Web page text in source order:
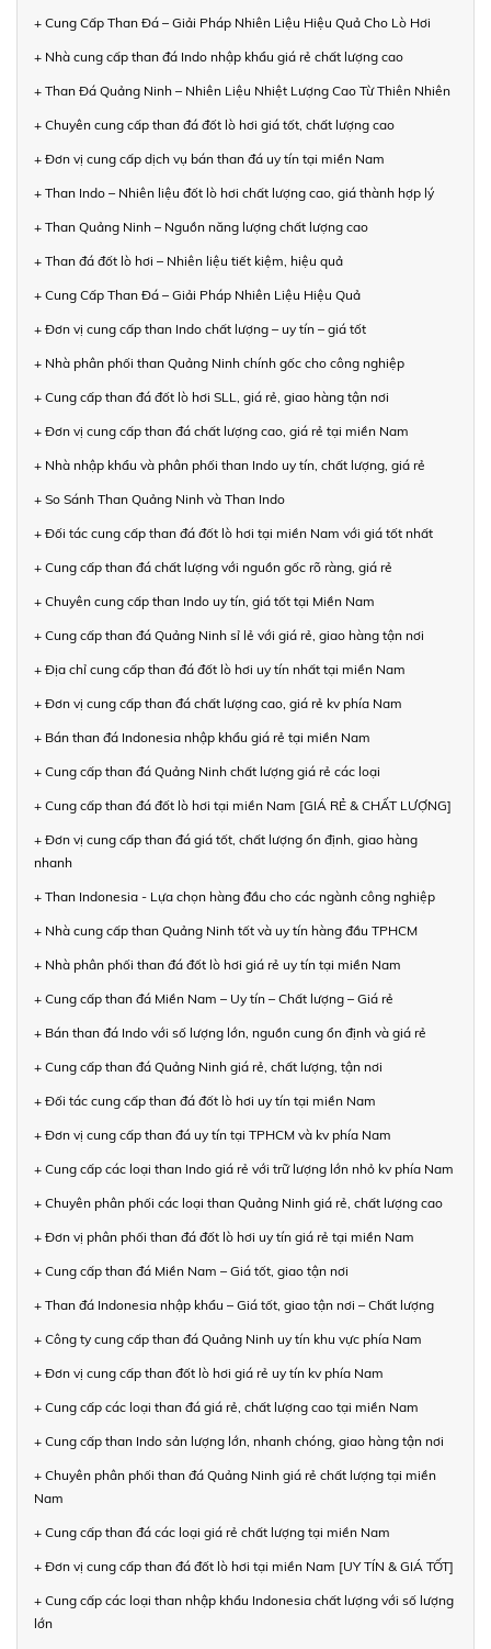
+ Cung Cấp Than Đá – Giải Pháp Nhiên Liệu Hiệu Quả Cho Lò Hơi
+ Nhà cung cấp than đá Indo nhập khẩu giá rẻ chất lượng cao
+ Than Đá Quảng Ninh – Nhiên Liệu Nhiệt Lượng Cao Từ Thiên Nhiên
+ Chuyên cung cấp than đá đốt lò hơi giá tốt, chất lượng cao
+ Đơn vị cung cấp dịch vụ bán than đá uy tín tại miền Nam
+ Than Indo – Nhiên liệu đốt lò hơi chất lượng cao, giá thành hợp lý
+ Than Quảng Ninh – Nguồn năng lượng chất lượng cao
+ Than đá đốt lò hơi – Nhiên liệu tiết kiệm, hiệu quả
+ Cung Cấp Than Đá – Giải Pháp Nhiên Liệu Hiệu Quả
+ Đơn vị cung cấp than Indo chất lượng – uy tín – giá tốt
+ Nhà phân phối than Quảng Ninh chính gốc cho công nghiệp
+ Cung cấp than đá đốt lò hơi SLL, giá rẻ, giao hàng tận nơi
+ Đơn vị cung cấp than đá chất lượng cao, giá rẻ tại miền Nam
+ Nhà nhập khẩu và phân phối than Indo uy tín, chất lượng, giá rẻ
+ So Sánh Than Quảng Ninh và Than Indo
+ Đối tác cung cấp than đá đốt lò hơi tại miền Nam với giá tốt nhất
+ Cung cấp than đá chất lượng với nguồn gốc rõ ràng, giá rẻ
+ Chuyên cung cấp than Indo uy tín, giá tốt tại Miền Nam
+ Cung cấp than đá Quảng Ninh sỉ lẻ với giá rẻ, giao hàng tận nơi
+ Địa chỉ cung cấp than đá đốt lò hơi uy tín nhất tại miền Nam
+ Đơn vị cung cấp than đá chất lượng cao, giá rẻ kv phía Nam
+ Bán than đá Indonesia nhập khẩu giá rẻ tại miền Nam
+ Cung cấp than đá Quảng Ninh chất lượng giá rẻ các loại
+ Cung cấp than đá đốt lò hơi tại miền Nam [GIÁ RẺ & CHẤT LƯỢNG]
+ Đơn vị cung cấp than đá giá tốt, chất lượng ổn định, giao hàng
nhanh
+ Than Indonesia - Lựa chọn hàng đầu cho các ngành công nghiệp
+ Nhà cung cấp than Quảng Ninh tốt và uy tín hàng đầu TPHCM
+ Nhà phân phối than đá đốt lò hơi giá rẻ uy tín tại miền Nam
+ Cung cấp than đá Miền Nam – Uy tín – Chất lượng – Giá rẻ
+ Bán than đá Indo với số lượng lớn, nguồn cung ổn định và giá rẻ
+ Cung cấp than đá Quảng Ninh giá rẻ, chất lượng, tận nơi
+ Đối tác cung cấp than đá đốt lò hơi uy tín tại miền Nam
+ Đơn vị cung cấp than đá uy tín tại TPHCM và kv phía Nam
+ Cung cấp các loại than Indo giá rẻ với trữ lượng lớn nhỏ kv phía Nam
+ Chuyên phân phối các loại than Quảng Ninh giá rẻ, chất lượng cao
+ Đơn vị phân phối than đá đốt lò hơi uy tín giá rẻ tại miền Nam
+ Cung cấp than đá Miền Nam – Giá tốt, giao tận nơi
+ Than đá Indonesia nhập khẩu – Giá tốt, giao tận nơi – Chất lượng
+ Công ty cung cấp than đá Quảng Ninh uy tín khu vực phía Nam
+ Đơn vị cung cấp than đốt lò hơi giá rẻ uy tín kv phía Nam
+ Cung cấp các loại than đá giá rẻ, chất lượng cao tại miền Nam
+ Cung cấp than Indo sản lượng lớn, nhanh chóng, giao hàng tận nơi
+ Chuyên phân phối than đá Quảng Ninh giá rẻ chất lượng tại miền
Nam
+ Cung cấp than đá các loại giá rẻ chất lượng tại miền Nam
+ Đơn vị cung cấp than đá đốt lò hơi tại miền Nam [UY TÍN & GIÁ TỐT]
+ Cung cấp các loại than nhập khẩu Indonesia chất lượng với số lượng
lớn